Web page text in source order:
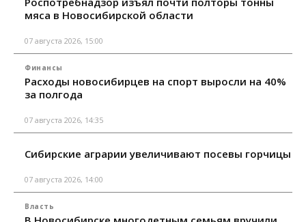
мяса в Новосибирской области
07 августа 2026, 15:00
Финансы
Расходы новосибирцев на спорт выросли на 40%
за полгода
07 августа 2026, 14:35
Сибирские аграрии увеличивают посевы горчицы
07 августа 2026, 14:00
Власть